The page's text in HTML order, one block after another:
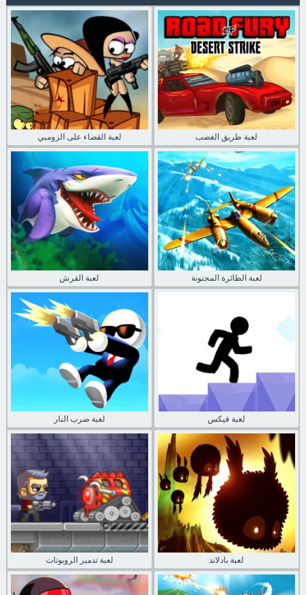
لعبة القضاء على الزومبي لعبة طريق الغضب
لعبة القرش لعبة الطائرة المجنونة
لعبة ضرب النار لعبة فيكس
لعبة تدمير الروبوتات لعبة بادلاند